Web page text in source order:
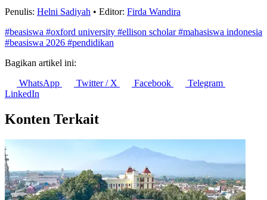
Penulis: Helni Sadiyah • Editor: Firda Wandira
#beasiswa #oxford university #ellison scholar#mahasiswa indonesia
#beasiswa 2026 #pendidikan
Bagikan artikel ini:
WhatsApp
Twitter / X Facebook
Telegram
LinkedIn
Konten Terkait